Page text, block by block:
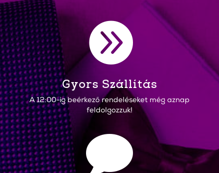

Gyors Szállítás
A 12:00-ig beérkező rendeléseket még aznap
feldolgozzuk!
